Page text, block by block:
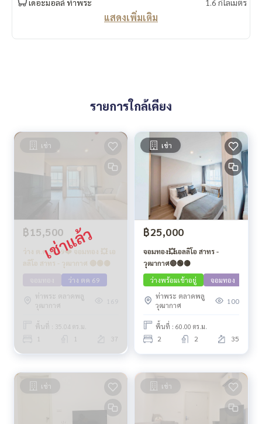
แสดงเพิ่มเติม
รายการใกล้เคียง
เช่า
฿15,500
ว่าง ต.ค.2569❤️ จอมทอง 💥 เอ
ลลิโอ สาทร - วุฒากาศ 🔴🟢🟡
ว่าง ตค 69
ท่าพระ ตลาดพลู
วุฒากาศ
169
พื้นที่ : 35.04 ตร.ม.
1 1 37
เช่า
฿25,000
จอมทอง💥เอลลิโอ สาทร -
วุฒากาศ🔴🟢🟡
ว่างพร้อมเข้าอยู่
จอมทอง
ท่าพระ ตลาดพลู
วุฒากาศ
100
พื้นที่ : 60.00 ตร.ม.
2 2 35
เช่า เช่า